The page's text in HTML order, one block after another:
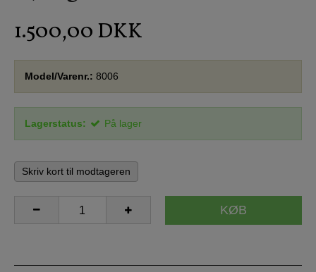
1.500,00 DKK
Model/Varenr.: 8006
Lagerstatus: På lager
Skriv kort til modtageren
KØB